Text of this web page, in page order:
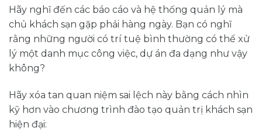
Hãy nghĩ đến các báo cáo và hệ thống quản lý mà
chủ khách sạn gặp phải hàng ngày. Bạn có nghĩ
rằng những người có trí tuệ bình thường có thể xử
lý một danh mục công việc, dự án đa dạng như vậy
không?
Hãy xóa tan quan niệm sai lệch này bằng cách nhìn
kỹ hơn vào chương trình đào tạo quản trị khách sạn
hiện đại: